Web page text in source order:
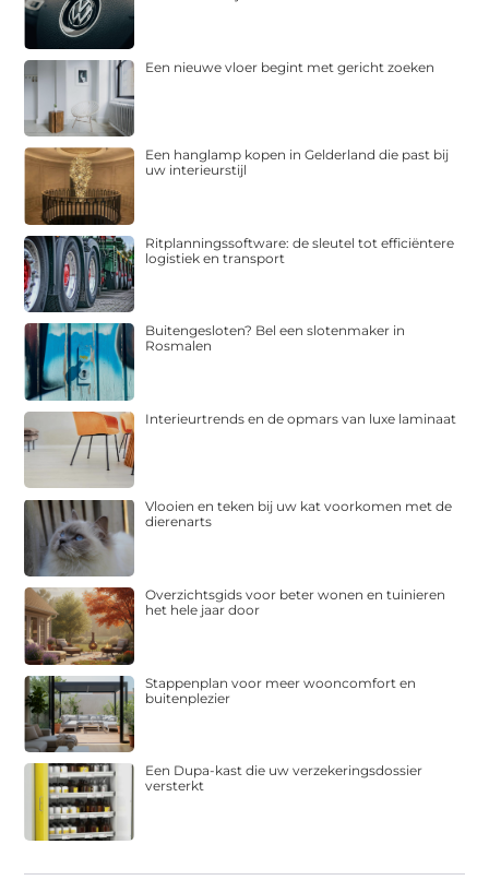
Een nieuwe vloer begint met gericht zoeken
Een hanglamp kopen in Gelderland die past bij
uw interieurstijl
Ritplanningssoftware: de sleutel tot efficiëntere
logistiek en transport
Buitengesloten? Bel een slotenmaker in
Rosmalen
Interieurtrends en de opmars van luxe laminaat
Vlooien en teken bij uw kat voorkomen met de
dierenarts
Overzichtsgids voor beter wonen en tuinieren
het hele jaar door
Stappenplan voor meer wooncomfort en
buitenplezier
Een Dupa-kast die uw verzekeringsdossier
versterkt